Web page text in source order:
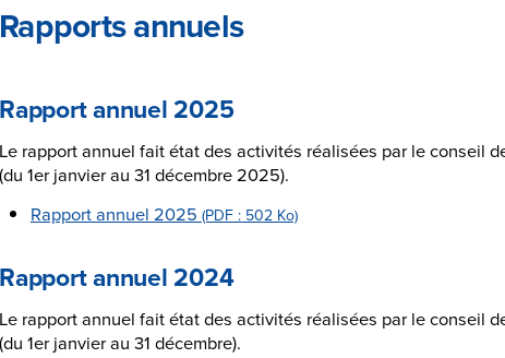
Rapports annuels